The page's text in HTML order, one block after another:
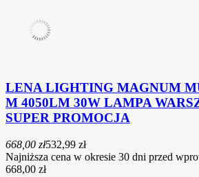
LENA LIGHTING MAGNUM
M 4050LM 30W LAMPA
SUPER PROMOCJA
668,00 zł532,99 zł
Najniższa cena w okresie 30 dni przed
668,00 zł